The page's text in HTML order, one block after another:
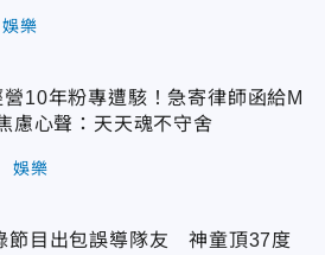
娛樂
營10年粉專遭駭！急寄律師函給M
心聲：天天魂不守舍
娛樂
節目出包誤導隊友 神童頂37度